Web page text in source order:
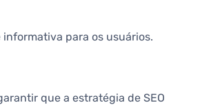
para os usuários.
que a estratégia de SEO